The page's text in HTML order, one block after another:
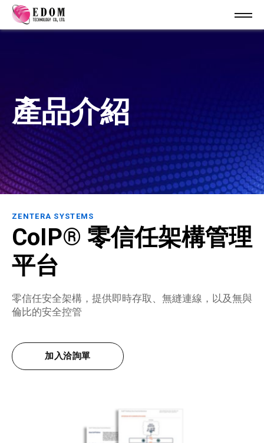
產品介紹
ZENTERA SYSTEMS
CoIP® 零信任架構管理
平台
零信任安全架構，提供即時存取、無縫連線，以及無與
倫比的安全控管
加入洽詢單